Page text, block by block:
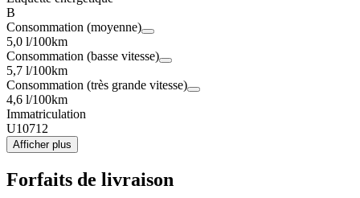
B
Consommation (moyenne)
5,0 l/100km
Consommation (basse vitesse)
5,7 l/100km
Consommation (très grande vitesse)
4,6 l/100km
Immatriculation
U10712
Afficher plus
Forfaits de livraison